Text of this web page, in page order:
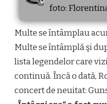
foto:
Multe se întâmplau
Multe se întâmplă şi
lista legendelor care
continuă. Încă o dată,
concert de neuitat: